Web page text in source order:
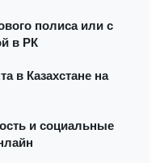
полиса или с
в РК
в Казахстане на
и социальные